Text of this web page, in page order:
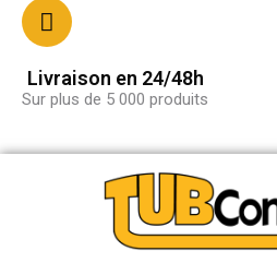
Livraison en 24/48h
Sur plus de 5 000 produits